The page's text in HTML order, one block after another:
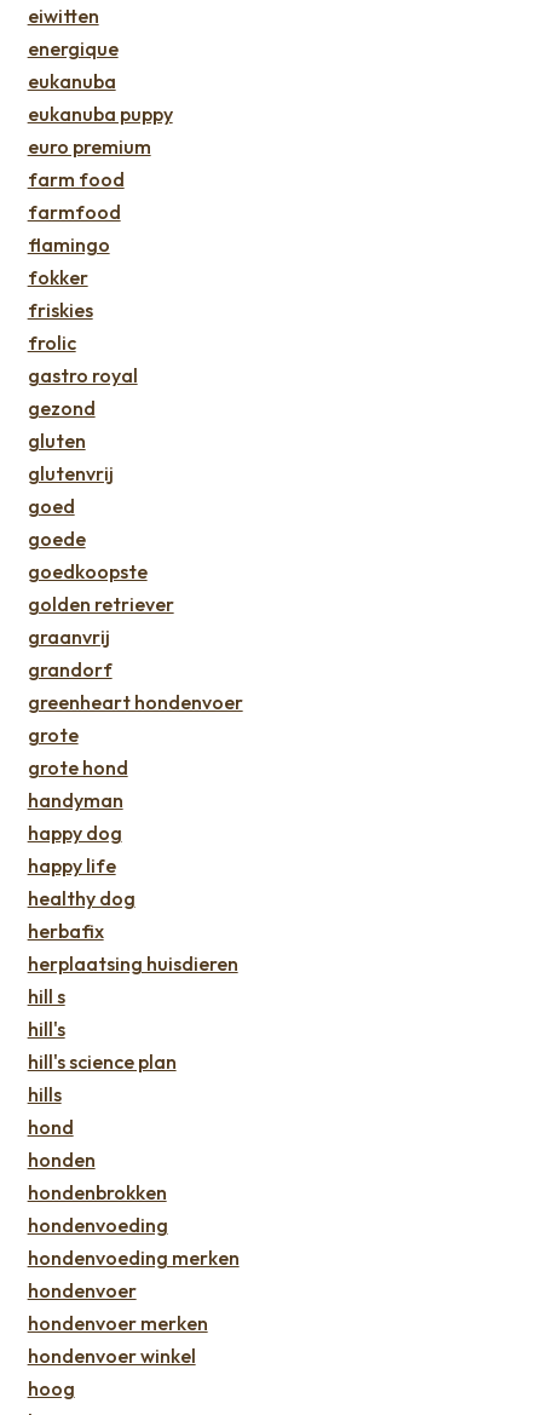
eiwitten
energique
eukanuba
eukanuba puppy
euro premium
farm food
farmfood
flamingo
fokker
friskies
frolic
gastro royal
gezond
gluten
glutenvrij
goed
goede
goedkoopste
golden retriever
graanvrij
grandorf
greenheart hondenvoer
grote
grote hond
handyman
happy dog
happy life
healthy dog
herbafix
herplaatsing huisdieren
hill s
hill's
hill's science plan
hills
hond
honden
hondenbrokken
hondenvoeding
hondenvoeding merken
hondenvoer
hondenvoer merken
hondenvoer winkel
hoog